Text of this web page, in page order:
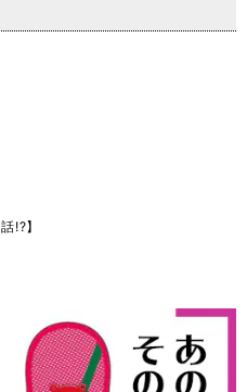
!?】